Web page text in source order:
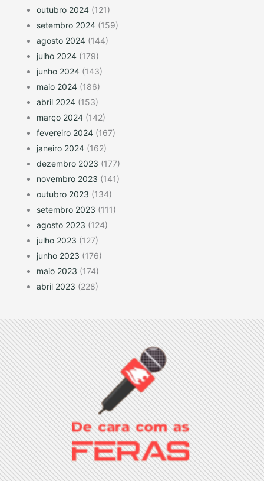
outubro 2024 (121)
setembro 2024 (159)
agosto 2024 (144)
julho 2024 (179)
junho 2024 (143)
maio 2024 (186)
abril 2024 (153)
março 2024 (142)
fevereiro 2024 (167)
janeiro 2024 (162)
dezembro 2023 (177)
novembro 2023 (141)
outubro 2023 (134)
setembro 2023 (111)
agosto 2023 (124)
julho 2023 (127)
junho 2023 (176)
maio 2023 (174)
abril 2023 (228)